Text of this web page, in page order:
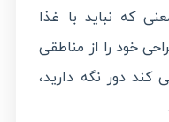
که نباید با غذا
خود را از مناطقی
دور نگه دارید،